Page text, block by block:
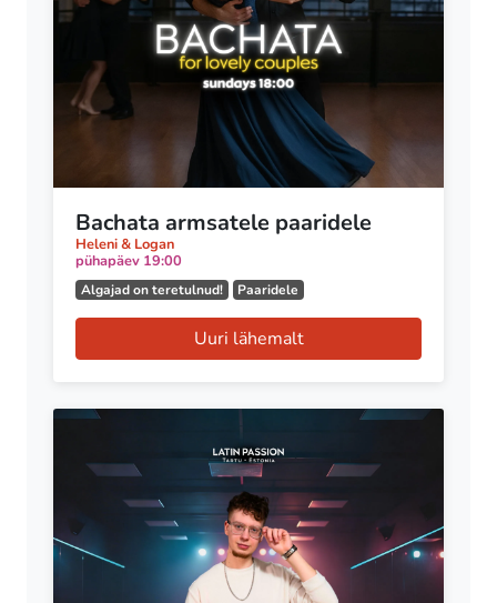
Bachata armsatele paaridele
Heleni & Logan
pühapäev 19:00
Algajad on teretulnud! Paaridele
Uuri lähemalt